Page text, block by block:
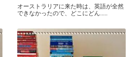
オーストラリアに来た時は、英語が全然
できなかったので、どこにどん.....